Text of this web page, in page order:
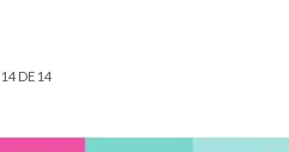
14 DE 14